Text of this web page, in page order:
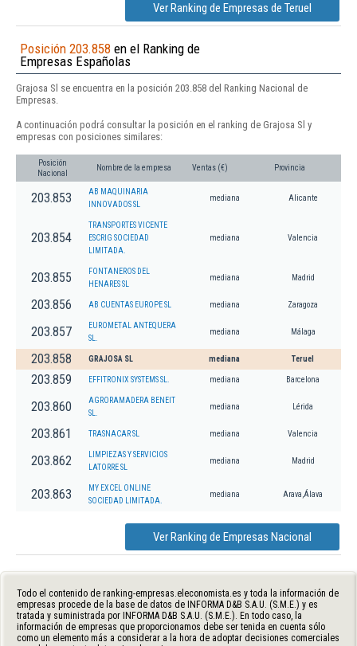
Ver Ranking de Empresas de Teruel
Posición 203.858 en el Ranking de
Empresas Españolas
Grajosa Sl se encuentra en la posición 203.858 del Ranking Nacional de
Empresas.
A continuación podrá consultar la posición en el ranking de Grajosa Sl y
empresas con posiciones similares:
Posición
Nacional
Nombre de la empresa Ventas (€) Provincia
203.853
AB MAQUINARIA
INNOVADOS SL
mediana Alicante
203.854
TRANSPORTES VICENTE
ESCRIG SOCIEDAD
LIMITADA.
mediana Valencia
203.855
FONTANEROS DEL
HENARES SL
mediana Madrid
203.856 AB CUENTAS EUROPE SL mediana Zaragoza
203.857
EUROMETAL ANTEQUERA
SL.
mediana Málaga
203.858 GRAJOSA SL mediana Teruel
203.859 EFFITRONIX SYSTEMS SL. mediana Barcelona
203.860
AGRORAMADERA BENEIT
SL.
mediana Lérida
203.861 TRASNACAR SL mediana Valencia
203.862
LIMPIEZAS Y SERVICIOS
LATORRE SL
mediana Madrid
203.863
MY EXCEL ONLINE
SOCIEDAD LIMITADA.
mediana Arava,Álava
Ver Ranking de Empresas Nacional
Todo el contenido de ranking-empresas.eleconomista.es y toda la información de
empresas procede de la base de datos de INFORMA D&B S.A.U. (S.M.E.) y es
tratada y suministrada por INFORMA D&B S.A.U. (S.M.E.). En todo caso, la
información de empresas que proporcionamos debe ser tenida en cuenta sólo
como un elemento más a considerar a la hora de adoptar decisiones comerciales